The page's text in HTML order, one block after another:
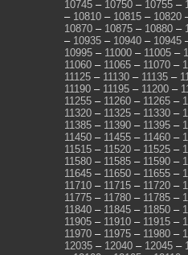
10745 – 10750 – 10755 –
– 10810 – 10815 – 10820
10870 – 10875 – 10880 –
– 10935 – 10940 – 10945
10995 – 11000 – 11005 –
11060 – 11065 – 11070 –
11125 – 11130 – 11135 –
11190 – 11195 – 11200 –
11255 – 11260 – 11265 –
11320 – 11325 – 11330 –
11385 – 11390 – 11395 –
11450 – 11455 – 11460 –
11515 – 11520 – 11525 –
11580 – 11585 – 11590 –
11645 – 11650 – 11655 –
11710 – 11715 – 11720 –
11775 – 11780 – 11785 –
11840 – 11845 – 11850 –
11905 – 11910 – 11915 –
11970 – 11975 – 11980 –
12035 – 12040 – 12045 –